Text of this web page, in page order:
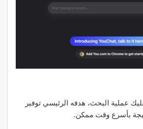
عملية البحث، هدفه الرئيسي توفير
بأسرع وقت ممكن.